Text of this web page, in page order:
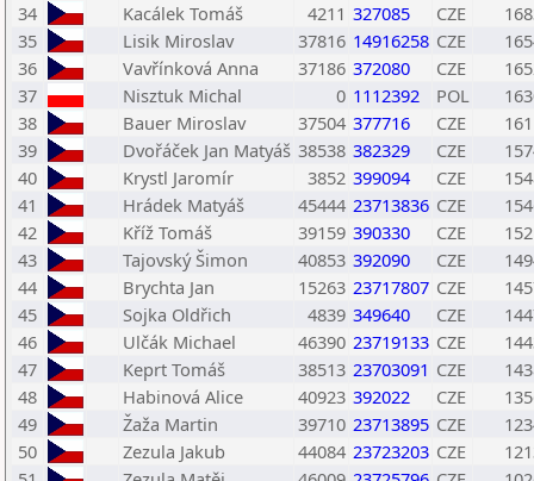
34
Kacálek Tomáš 4211 327085 CZE
35
Lisik Miroslav 37816 14916258 CZE
36
Vavřínková Anna 37186 372080 CZE
37
Nisztuk Michal 0 1112392 POL
38
Bauer Miroslav 37504 377716 CZE
39
Dvořáček Jan Matyáš 38538 382329 CZE
40
Krystl Jaromír 3852 399094 CZE
41
Hrádek Matyáš 45444 23713836 CZE
42
Kříž Tomáš 39159 390330 CZE
43
Tajovský Šimon 40853 392090 CZE
44
Brychta Jan 15263 23717807 CZE
45
Sojka Oldřich 4839 349640 CZE
46
Ulčák Michael 46390 23719133 CZE
47
Keprt Tomáš 38513 23703091 CZE
48
Habinová Alice 40923 392022 CZE
49
Žaža Martin 39710 23713895 CZE
50
Zezula Jakub 44084 23723203 CZE